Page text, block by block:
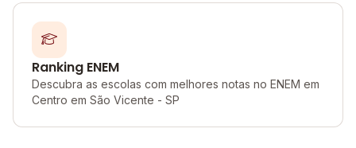
Ranking ENEM
Descubra as escolas com melhores notas no ENEM em
Centro em São Vicente - SP